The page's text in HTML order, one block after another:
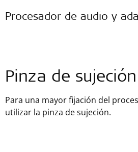
Procesador de audio y
Pinza de sujeción
Para una mayor fijación del
utilizar la pinza de sujeción.